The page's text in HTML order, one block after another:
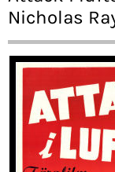
Nicholas